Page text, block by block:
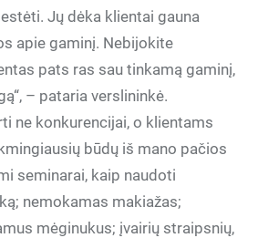
Jų dėka klientai gauna
apie gaminį. Nebijokite
pats ras sau tinkamą gaminį,
– pataria verslininkė.
ne konkurencijai, o klientams
būdų iš mano pačios
seminarai, kaip naudoti
nemokamas makiažas;
mėginukus; įvairių straipsnių,